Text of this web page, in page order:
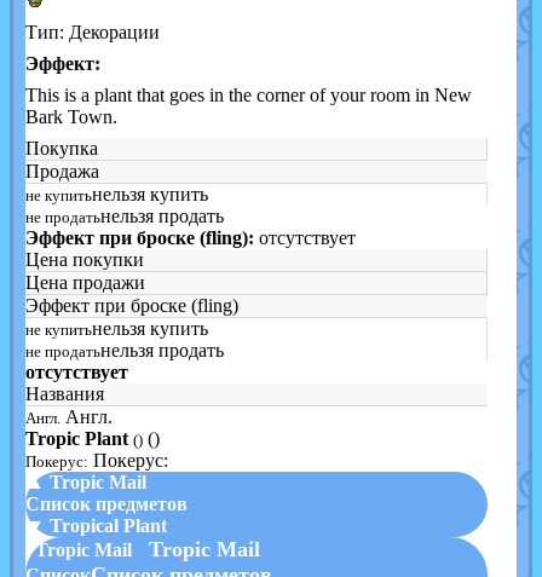
Тип: Декорации
Эффект:
This is a plant that goes in the corner of your room in New
Bark Town.
Покупка
Продажа
не купитьнельзя купить
не продатьнельзя продать
Эффект при броске (fling): отсутствует
Цена покупки
Цена продажи
Эффект при броске (fling)
не купитьнельзя купить
не продатьнельзя продать
отсутствует
Названия
Англ. Англ.
Tropic Plant () ()
Покерус: Покерус:
▲ Tropic Mail
Список предметов
▼ Tropical Plant
Tropic Mail
Tropic Mail